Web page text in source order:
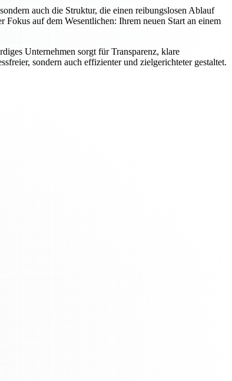
auch die Struktur, die einen reibungslosen Ablauf
auf dem Wesentlichen: Ihrem neuen Start an einem
Unternehmen sorgt für Transparenz, klare
sondern auch effizienter und zielgerichteter gestaltet.